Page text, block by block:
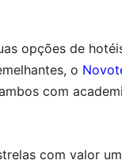
opções de
o
com
com valor